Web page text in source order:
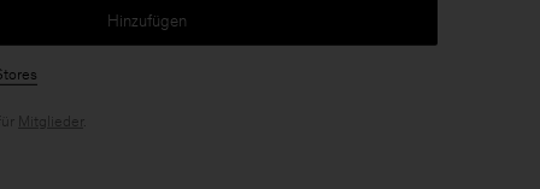
Hinzufügen
Mitglieder.